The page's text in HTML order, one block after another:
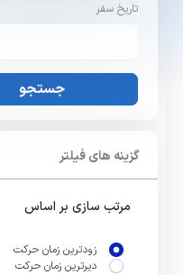
تاریخ سفر
جستجو
گزینه های فیلتر
مرتب سازی بر اساس
زودترین زمان حرکت
دیرترین زمان حرکت